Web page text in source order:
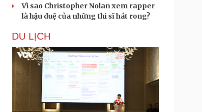
Vì sao Christopher Nolan xem rapper
là hậu duệ của những thi sĩ hát rong?
DU LỊCH